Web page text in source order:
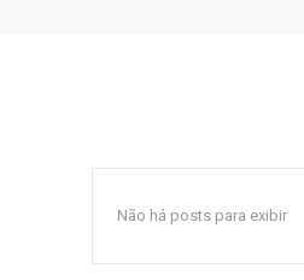
Não há posts para exibir